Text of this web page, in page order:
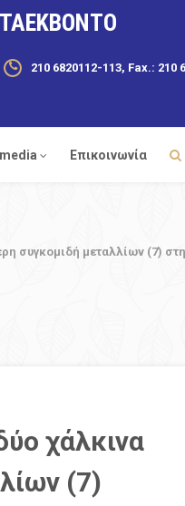
210 6820112-113, Fax.: 210
Επικοινωνία
συγκομιδή μεταλλίων (7)
χάλκινα
(7)